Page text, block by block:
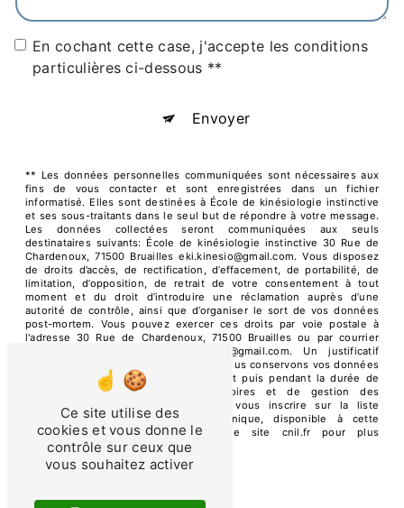
En cochant cette case, j'accepte les conditions
particulières ci-dessous **
Envoyer
** Les données personnelles communiquées sont nécessaires aux
fins de vous contacter et sont enregistrées dans un fichier
informatisé. Elles sont destinées à École de kinésiologie instinctive
et ses sous-traitants dans le seul but de répondre à votre message.
Les données collectées seront communiquées aux seuls
destinataires suivants: École de kinésiologie instinctive 30 Rue de
Chardenoux, 71500 Bruailles eki.kinesio@gmail.com. Vous disposez
de droits d’accès, de rectification, d’effacement, de portabilité, de
limitation, d’opposition, de retrait de votre consentement à tout
moment et du droit d’introduire une réclamation auprès d’une
autorité de contrôle, ainsi que d’organiser le sort de vos données
post-mortem. Vous pouvez exercer ces droits par voie postale à
l'adresse 30 Rue de Chardenoux, 71500 Bruailles ou par courrier
électronique à l'adresse eki.kinesio@gmail.com. Un justificatif
d'identité pourra vous être demandé. Nous conservons vos données
pendant la période de prise de contact puis pendant la durée de
prescription légale aux fins probatoires et de gestion des
contentieux. Vous avez le droit de vous inscrire sur la liste
d'opposition au démarchage téléphonique, disponible à cette
adresse: Bloctel.gouv.fr. Consultez le site cnil.fr pour plus
d’informations sur vos droits.
Ce site utilise des
cookies et vous donne le
contrôle sur ceux que
vous souhaitez activer